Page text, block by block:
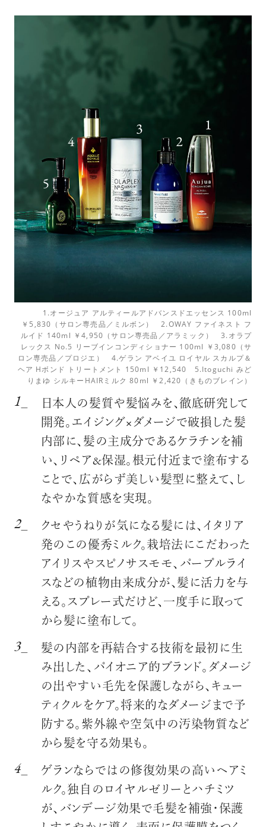
1.オージュア アルティールアドバンスドエッセンス 100ml
￥5,830（サロン専売品／ミルボン） 2.OWAY ファイネスト フ
ルイド 140ml ￥4,950（サロン専売品／アラミック） 3.オラプ
レックス No.5 リーブインコンディショナー 100ml ￥3,080（サ
ロン専売品／プロジエ） 4.ゲラン アベイユ ロイヤル スカルプ＆
ヘア Hボンド トリートメント 150ml ￥12,540 5.Itoguchi みど
りまゆ シルキーHAIRミルク 80ml ￥2,420（きものブレイン）
日本人の髪質や髪悩みを、徹底研究して
開発。エイジング×ダメージで破損した髪
内部に、髪の主成分であるケラチンを補
い、リペア&保湿。根元付近まで塗布する
ことで、広がらず美しい髪型に整えて、し
なやかな質感を実現。
クセやうねりが気になる髪には、イタリア
発のこの優秀ミルク。栽培法にこだわった
アイリスやスピノサスモモ、パープルライ
スなどの植物由来成分が、髪に活力を与
える。スプレー式だけど、一度手に取って
から髪に塗布して。
髪の内部を再結合する技術を最初に生
み出した、パイオニア的ブランド。ダメージ
の出やすい毛先を保護しながら、キュー
ティクルをケア。将来的なダメージまで予
防する。紫外線や空気中の汚染物質など
から髪を守る効果も。
ゲランならではの修復効果の高いヘアミ
ルク。独自のロイヤルゼリーとハチミツ
が、バンデージ効果で毛髪を補強・保護